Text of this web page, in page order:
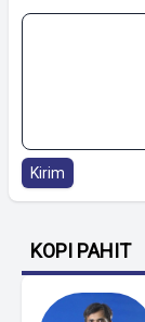
Kirim
KOPI PAHIT